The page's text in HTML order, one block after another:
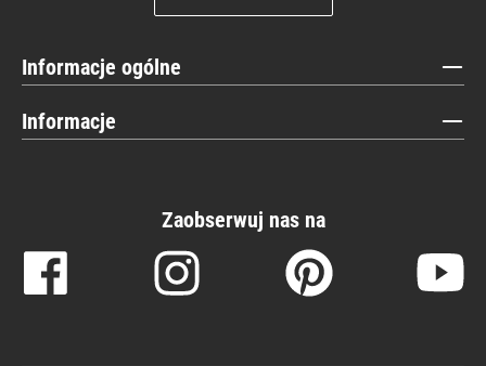
Informacje ogólne
Informacje
Zaobserwuj nas na